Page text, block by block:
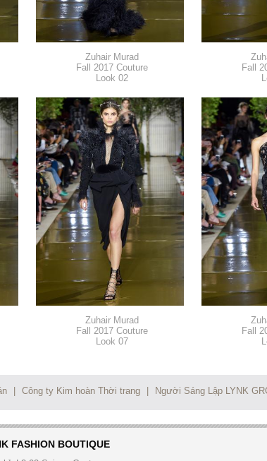
Zuhair Murad
Fall 2017 Couture
Look 02
Fall
Zuhair Murad
Fall 2017 Couture
Look 07
Fall
Công ty Kim hoàn Thời trang Người Sáng Lập LYNK
FASHION BOUTIQUE